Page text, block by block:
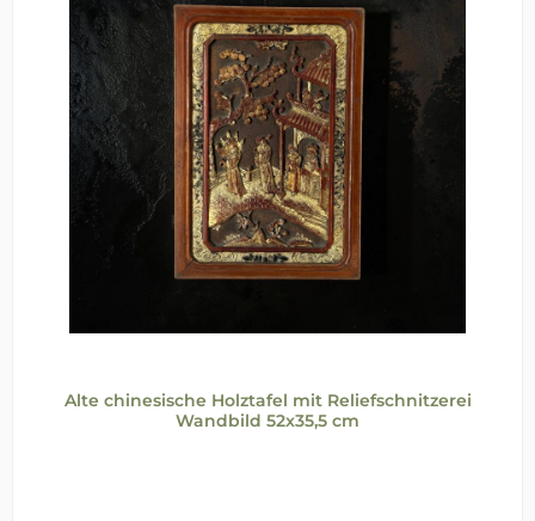
Alte chinesische Holztafel mit Reliefschnitzerei
Wandbild 52x35,5 cm